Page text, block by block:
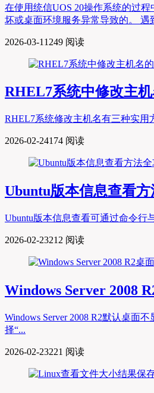
在使用统信UOS 20操作系统的过
坏或桌面环境服务异常导致的。 遇
2026-03-11 249 阅读
RHEL7系统中修改主
RHEL7系统修改主机名有三种实用
2026-02-24174 阅读
Ubuntu版本信息查看
Ubuntu版本信息查看可通过命令行
2026-02-23212 阅读
Windows Server 2008
Windows Server 2008 R2默认桌面
择“...
2026-02-23221 阅读